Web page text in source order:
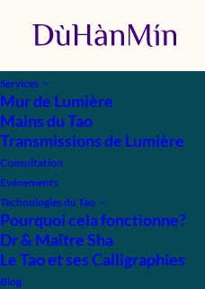
Services
Mur de Lumière
Mains du Tao
Transmissions de Lumière
Consultation
Evénements
Technologies du Tao
Pourquoi cela fonctionne?
Dr & Maître Sha
Le Tao et ses Calligraphies
Blog
Feng Shui
| IN ARTICLES PUBLIÉS